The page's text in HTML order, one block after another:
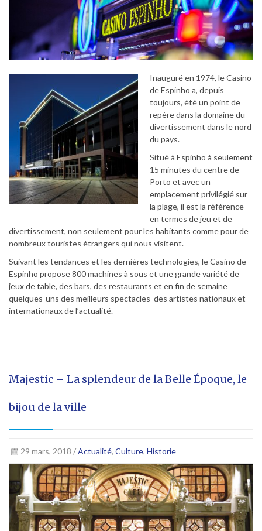
Inauguré en 1974, le Casino
de Espinho a, depuis
toujours, été un point de
repère dans la domaine du
divertissement dans le nord
du pays.
Situé à Espinho à seulement
15 minutes du centre de
Porto et avec un
emplacement privilégié sur
la plage, il est la référence
en termes de jeu et de
divertissement, non seulement pour les habitants comme pour de
nombreux touristes étrangers qui nous visitent.
Suivant les tendances et les dernières technologies, le Casino de
Espinho propose 800 machines à sous et une grande variété de
jeux de table, des bars, des restaurants et en fin de semaine
quelques-uns des meilleurs spectacles des artistes nationaux et
internationaux de l’actualité.
Majestic – La splendeur de la Belle Époque, le
bijou de la ville
29 mars, 2018 /Actualité, Culture, Historie